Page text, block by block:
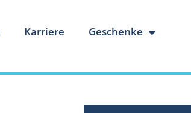
Karriere Geschenke